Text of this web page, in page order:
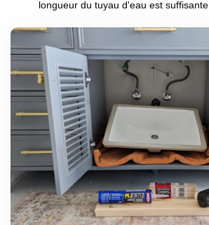
longueur du tuyau d'eau est suffisante.